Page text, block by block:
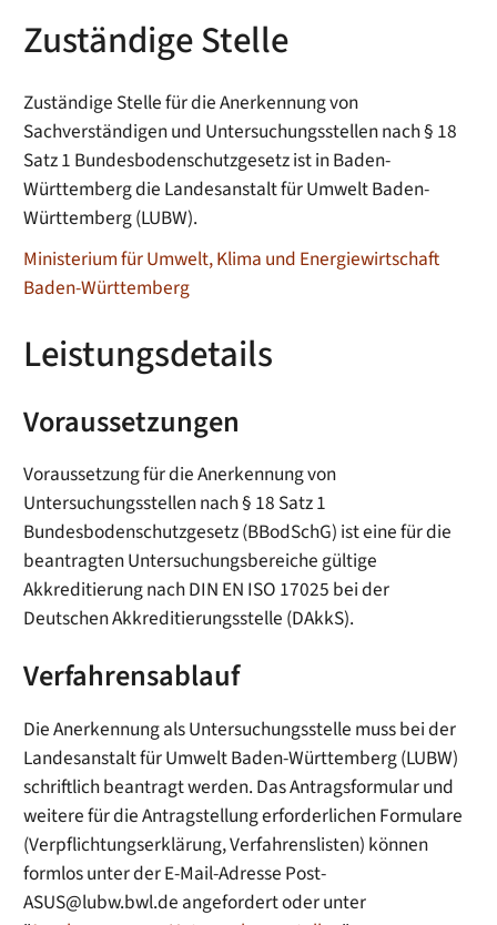
Zuständige Stelle
Zuständige Stelle für die Anerkennung von
Sachverständigen und Untersuchungsstellen nach § 18
Satz 1 Bundesbodenschutzgesetz ist in Baden-
Württemberg die Landesanstalt für Umwelt Baden-
Württemberg (LUBW).
Ministerium für Umwelt, Klima und Energiewirtschaft
Baden-Württemberg
Leistungsdetails
Voraussetzungen
Voraussetzung für die Anerkennung von
Untersuchungsstellen nach § 18 Satz 1
Bundesbodenschutzgesetz (BBodSchG) ist eine für die
beantragten Untersuchungsbereiche gültige
Akkreditierung nach DIN EN ISO 17025 bei der
Deutschen Akkreditierungsstelle (DAkkS).
Verfahrensablauf
Die Anerkennung als Untersuchungsstelle muss bei der
Landesanstalt für Umwelt Baden-Württemberg (LUBW)
schriftlich beantragt werden. Das Antragsformular und
weitere für die Antragstellung erforderlichen Formulare
(Verpflichtungserklärung, Verfahrenslisten) können
formlos unter der E-Mail-Adresse Post-
ASUS@lubw.bwl.de angefordert oder unter